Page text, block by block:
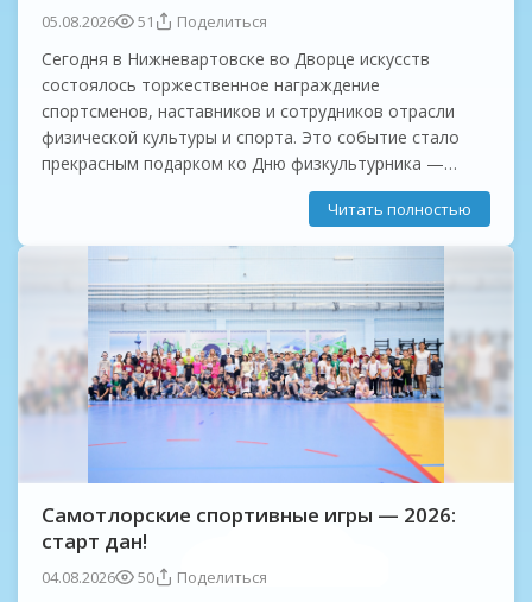
05.08.2026 51 Поделиться
Сегодня в Нижневартовске во Дворце искусств
состоялось торжественное награждение
спортсменов, наставников и сотрудников отрасли
физической культуры и спорта. Это событие стало
прекрасным подарком ко Дню физкультурника —
празднику силы, здоровья и воли!
Мы гордимся тем, что наши спортсмены,
наставники,...
Читать полностью
Самотлорские спортивные игры — 2026:
старт дан!
04.08.2026 50 Поделиться